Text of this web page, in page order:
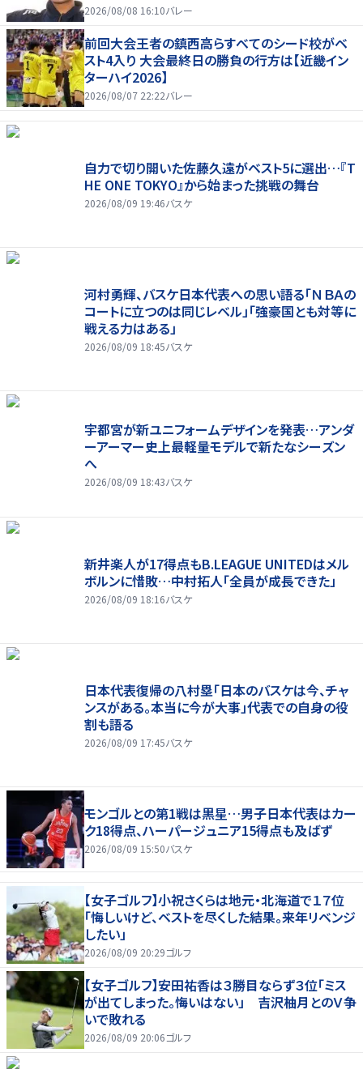
2026/08/08 16:10バレー
前回大会王者の鎮西高らすべてのシード校がベ
スト4入り 大会最終日の勝負の行方は【近畿イン
ターハイ2026】
2026/08/07 22:22バレー
自力で切り開いた佐藤久遠がベスト5に選出…『T
HE ONE TOKYO』から始まった挑戦の舞台
2026/08/09 19:46バスケ
河村勇輝、バスケ日本代表への思い語る「ＮＢＡの
コートに立つのは同じレベル」「強豪国とも対等に
戦える力はある」
2026/08/09 18:45バスケ
宇都宮が新ユニフォームデザインを発表…アンダ
ーアーマー史上最軽量モデルで新たなシーズン
へ
2026/08/09 18:43バスケ
新井楽人が17得点もB.LEAGUE UNITEDはメル
ボルンに惜敗…中村拓人「全員が成長できた」
2026/08/09 18:16バスケ
日本代表復帰の八村塁「日本のバスケは今、チャ
ンスがある。本当に今が大事」代表での自身の役
割も語る
2026/08/09 17:45バスケ
モンゴルとの第1戦は黒星…男子日本代表はカー
ク18得点、ハーパージュニア15得点も及ばず
2026/08/09 15:50バスケ
【女子ゴルフ】小祝さくらは地元・北海道で１７位
「悔しいけど、ベストを尽くした結果。来年リベンジ
したい」
2026/08/09 20:29ゴルフ
【女子ゴルフ】安田祐香は３勝目ならず３位「ミス
が出てしまった。悔いはない」 吉沢柚月とのＶ争
いで敗れる
2026/08/09 20:06ゴルフ